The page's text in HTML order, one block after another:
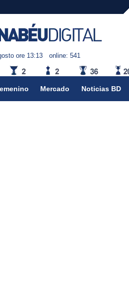
ore 13:13 online: 541
Mercado Noticias BD